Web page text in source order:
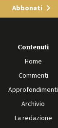
Abbonati
Contenuti
Home
Commenti
Approfondimenti
Archivio
La redazione